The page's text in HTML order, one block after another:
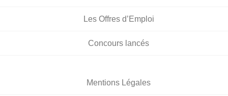
Les Offres d’Emploi
Concours lancés
Mentions Légales